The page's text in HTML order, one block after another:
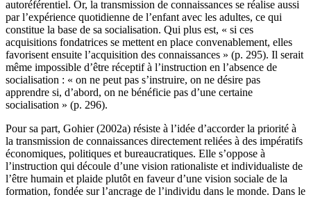
autoréférentiel. Or, la transmission de connaissances se réalise aussi
par l’expérience quotidienne de l’enfant avec les adultes, ce qui
constitue la base de sa socialisation. Qui plus est, « si ces
acquisitions fondatrices se mettent en place convenablement, elles
favorisent ensuite l’acquisition des connaissances » (p. 295). Il serait
même impossible d’être réceptif à l’instruction en l’absence de
socialisation : « on ne peut pas s’instruire, on ne désire pas
apprendre si, d’abord, on ne bénéficie pas d’une certaine
socialisation » (p. 296).
Pour sa part, Gohier (2002a) résiste à l’idée d’accorder la priorité à
la transmission de connaissances directement reliées à des impératifs
économiques, politiques et bureaucratiques. Elle s’oppose à
l’instruction qui découle d’une vision rationaliste et individualiste de
l’être humain et plaide plutôt en faveur d’une vision sociale de la
formation, fondée sur l’ancrage de l’individu dans le monde. Dans le